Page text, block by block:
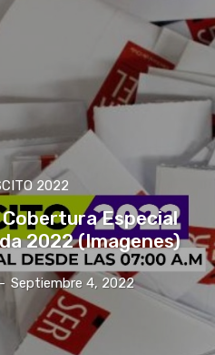
2022
Especial
2022 (Imagenes)
- Septiembre 4, 2022